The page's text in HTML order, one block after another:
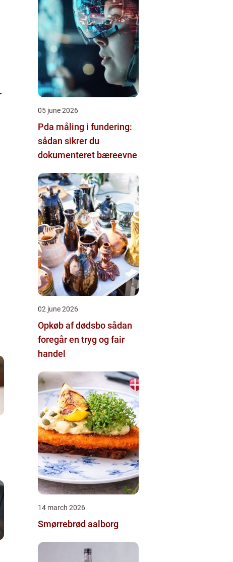
05 june 2026
Pda måling i fundering:
sådan sikrer du
dokumenteret bæreevne
02 june 2026
Opkøb af dødsbo sådan
foregår en tryg og fair
handel
14 march 2026
Smørrebrød aalborg